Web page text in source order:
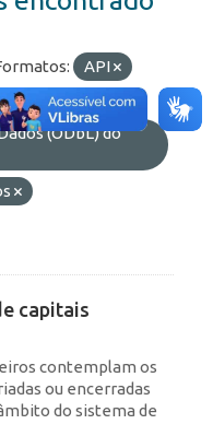
API
(ODbL) do
capitais
contemplam os
ou encerradas
do sistema de